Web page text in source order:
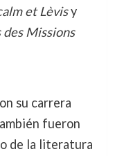
et Lèvisy
Missions
su carrera
fueron
de la literatura